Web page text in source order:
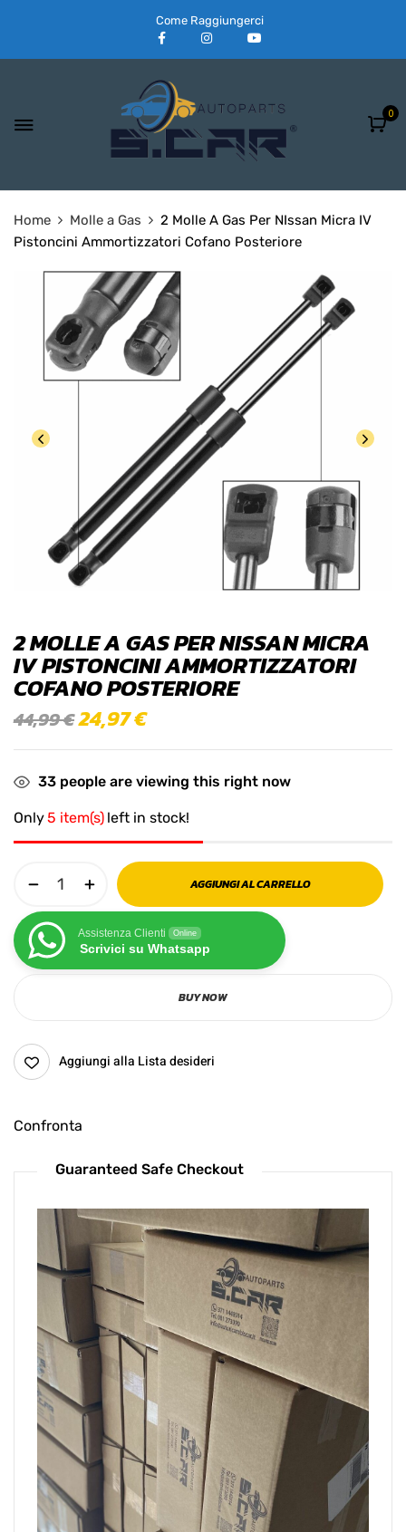
Come Raggiungerci
0
Home Molle a Gas
2 Molle A Gas Per NIssan Micra IV
Pistoncini Ammortizzatori Cofano Posteriore
2 MOLLE A GAS PER NISSAN MICRA
IV PISTONCINI AMMORTIZZATORI
COFANO POSTERIORE
44,99€24,97€
33 people are viewing this right now
Only5 item(s) left in stock!
AGGIUNGI AL CARRELLO
Assistenza Clienti Online
Scrivici su Whatsapp
BUY NOW
Aggiungi alla Lista desideri
Confronta
Guaranteed Safe Checkout